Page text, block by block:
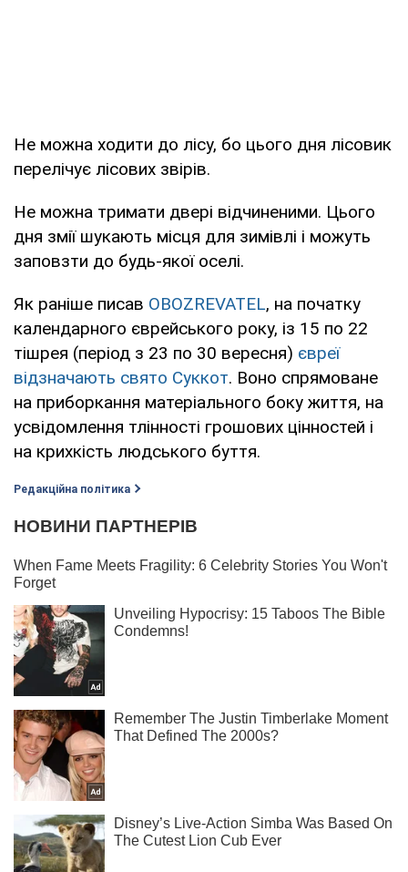
Не можна ходити до лісу, бо цього дня лісовик
перелічує лісових звірів.
Не можна тримати двері відчиненими. Цього
дня змії шукають місця для зимівлі і можуть
заповзти до будь-якої оселі.
Як раніше писав OBOZREVATEL, на початку
календарного єврейського року, із 15 по 22
тішрея (період з 23 по 30 вересня) євреї
відзначають свято Суккот. Воно спрямоване
на приборкання матеріального боку життя, на
усвідомлення тлінності грошових цінностей і
на крихкість людського буття.
Редакційна політика